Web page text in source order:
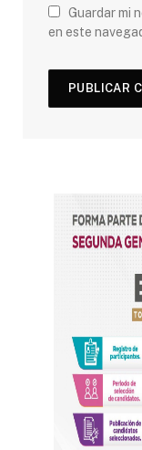
Guardar mi
en este